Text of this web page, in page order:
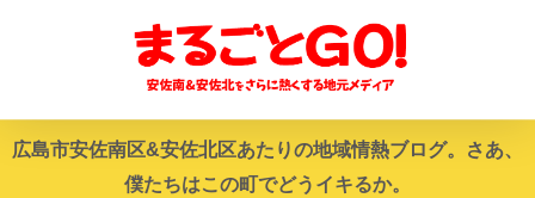
広島市安佐南区&安佐北区あたりの地域情熱ブログ。さあ、
僕たちはこの町でどうイキるか。